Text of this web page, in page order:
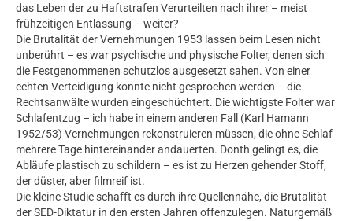
das Leben der zu Haftstrafen Verurteilten nach ihrer – meist
frühzeitigen Entlassung – weiter?
Die Brutalität der Vernehmungen 1953 lassen beim Lesen nicht
unberührt – es war psychische und physische Folter, denen sich
die Festgenommenen schutzlos ausgesetzt sahen. Von einer
echten Verteidigung konnte nicht gesprochen werden – die
Rechtsanwälte wurden eingeschüchtert. Die wichtigste Folter war
Schlafentzug – ich habe in einem anderen Fall (Karl Hamann
1952/53) Vernehmungen rekonstruieren müssen, die ohne Schlaf
mehrere Tage hintereinander andauerten. Donth gelingt es, die
Abläufe plastisch zu schildern – es ist zu Herzen gehender Stoff,
der düster, aber filmreif ist.
Die kleine Studie schafft es durch ihre Quellennähe, die Brutalität
der SED-Diktatur in den ersten Jahren offenzulegen. Naturgemäß